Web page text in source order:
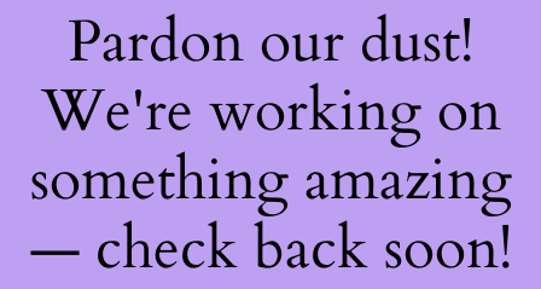
Pardon our dust!
We're working on
something amazing
— check back soon!